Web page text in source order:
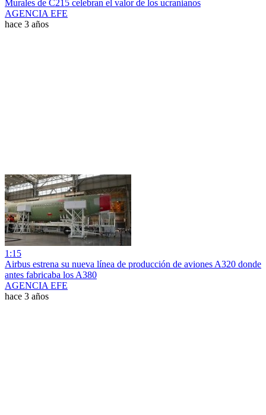
Murales de C215 celebran el valor de los ucranianos
AGENCIA EFE
hace 3 años
1:15
Airbus estrena su nueva línea de producción de aviones A320 donde
antes fabricaba los A380
AGENCIA EFE
hace 3 años